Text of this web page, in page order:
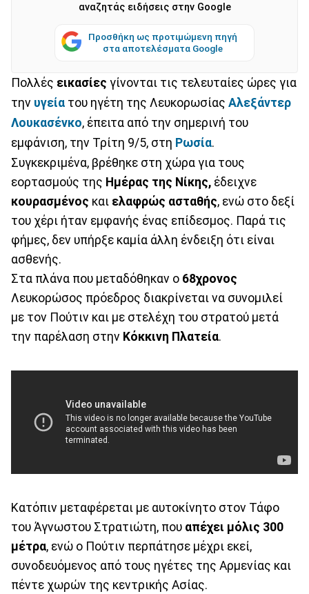
αναζητάς ειδήσεις στην Google
Προσθήκη ως προτιμώμενη πηγή
στα αποτελέσματα Google
Πολλές εικασίες γίνονται τις τελευταίες ώρες για
την υγεία του ηγέτη της Λευκορωσίας Αλεξάντερ
Λουκασένκο, έπειτα από την σημερινή του
εμφάνιση, την Τρίτη 9/5, στη Ρωσία.
Συγκεκριμένα, βρέθηκε στη χώρα για τους
εορτασμούς της Ημέρας της Νίκης, έδειχνε
κουρασμένος και ελαφρώς ασταθής, ενώ στο δεξί
του χέρι ήταν εμφανής ένας επίδεσμος. Παρά τις
φήμες, δεν υπήρξε καμία άλλη ένδειξη ότι είναι
ασθενής.
Στα πλάνα που μεταδόθηκαν ο 68χρονος
Λευκορώσος πρόεδρος διακρίνεται να συνομιλεί
με τον Πούτιν και με στελέχη του στρατού μετά
την παρέλαση στην Κόκκινη Πλατεία.
Κατόπιν μεταφέρεται με αυτοκίνητο στον Τάφο
του Άγνωστου Στρατιώτη, που απέχει μόλις 300
μέτρα, ενώ ο Πούτιν περπάτησε μέχρι εκεί,
συνοδευόμενος από τους ηγέτες της Αρμενίας και
πέντε χωρών της κεντρικής Ασίας.